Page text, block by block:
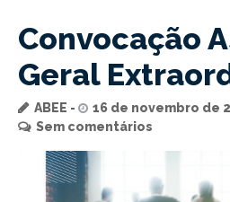
Convocação
Geral
ABEE
16 de novembro de
Sem comentários